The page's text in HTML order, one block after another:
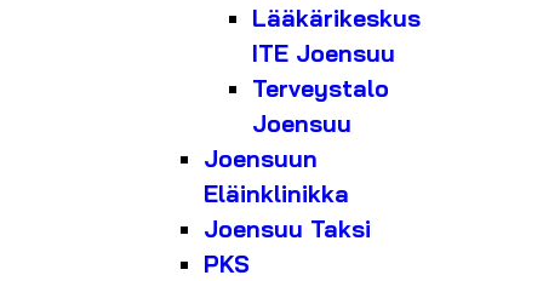
Lääkärikeskus
ITE Joensuu
Terveystalo
Joensuu
Joensuun
Eläinklinikka
Joensuu Taksi
PKS